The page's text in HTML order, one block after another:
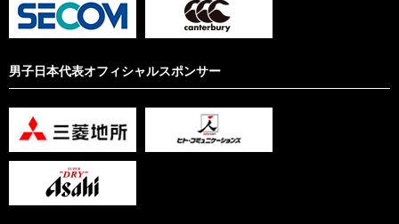
男子日本代表オフィシャルスポンサー